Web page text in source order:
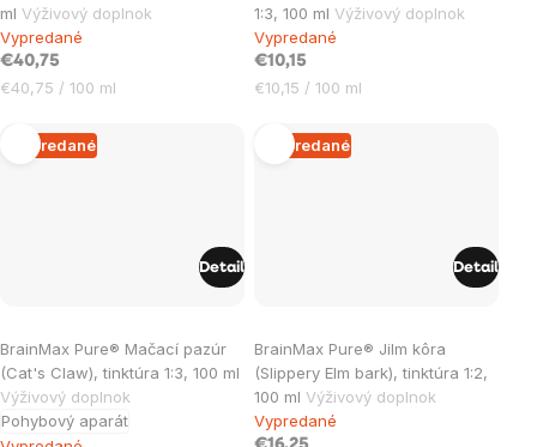
ml Výživový doplnok
Vypredané
€40,75
Jednotková
€40,75 / 100 ml
1:3, 100 ml Výživový doplnok
Vypredané
€10,15
Jednotková
€10,15 / 100 ml
Vypredané
BrainMax Pure® Mačací pazúr
(Cat's Claw), tinktúra 1:3, 100 ml
Výživový doplnok
Pohybový aparát
hodnotenie
produktu
je
Detail
Vypredané
BrainMax Pure® Jilm kôra
(Slippery Elm bark), tinktúra 1:2,
100 ml Výživový doplnok
Vypredané
Detail